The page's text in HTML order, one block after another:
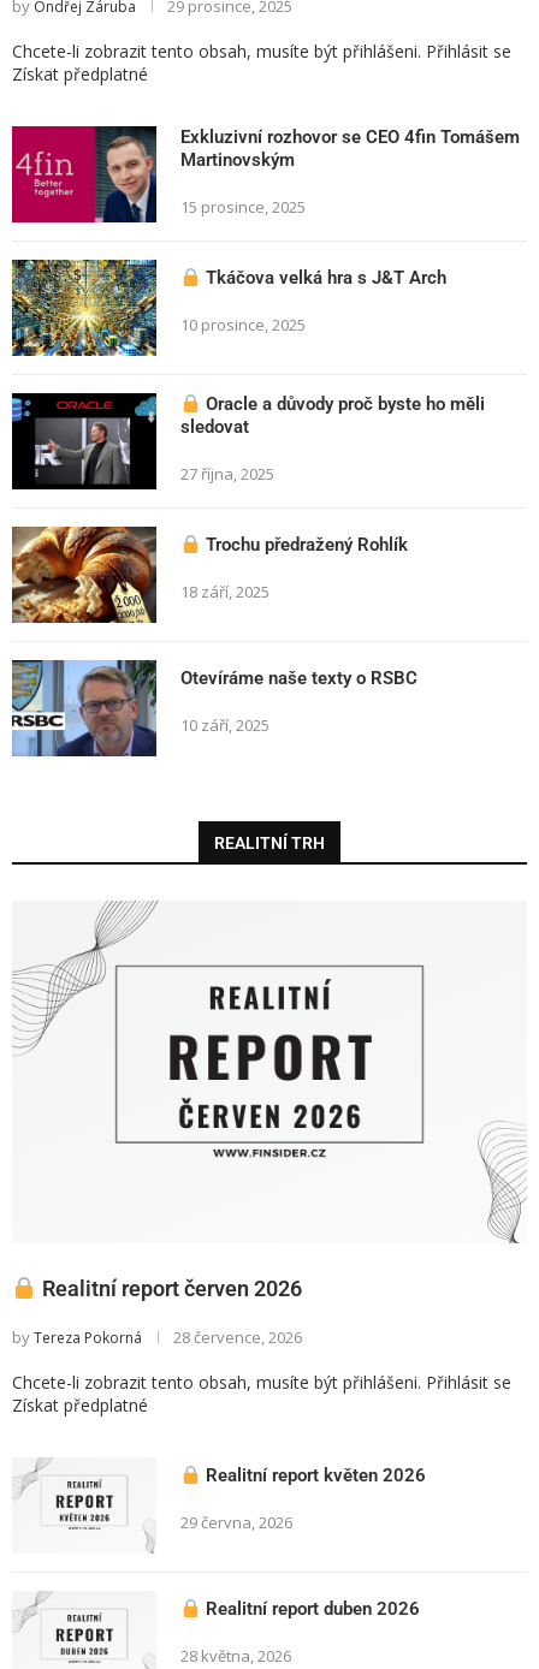
by Ondřej Záruba 29 prosince, 2025
Chcete-li zobrazit tento obsah, musíte být přihlášeni. Přihlásit se
Získat předplatné
Exkluzivní rozhovor se CEO 4fin Tomášem
Martinovským
15 prosince, 2025
Tkáčova velká hra s J&T Arch
10 prosince, 2025
Oracle a důvody proč byste ho měli
sledovat
27 října, 2025
Trochu předražený Rohlík
18 září, 2025
Otevíráme naše texty o RSBC
10 září, 2025
REALITNÍ TRH
Realitní report červen 2026
byTereza Pokorná 28 července, 2026
Chcete-li zobrazit tento obsah, musíte být přihlášeni. Přihlásit se
Získat předplatné
Realitní report květen 2026
29 června, 2026
Realitní report duben 2026
28 května, 2026